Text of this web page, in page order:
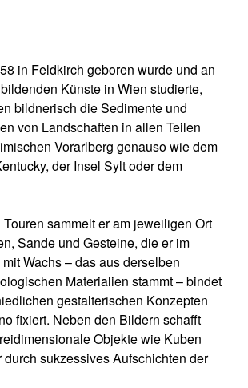
in Feldkirch geboren wurde und an
Künste in Wien studierte,
bildnerisch die Sedimente und
von Landschaften in allen Teilen
Vorarlberg genauso wie dem
der Insel Sylt oder dem
sammelt er am jeweiligen Ort
Sande und Gesteine, die er im
Wachs – das aus derselben
Materialien stammt – bindet
gestalterischen Konzepten
fixiert. Neben den Bildern schafft
Objekte wie Kuben
durch sukzessives Aufschichten der